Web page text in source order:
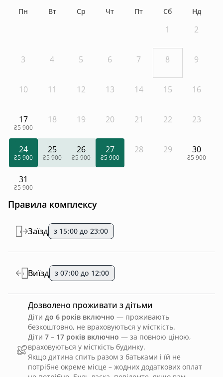
Пн Вт Ср Чт Пт Сб Нд
1 2
3 4 5 6 7 8 9
10 11 12 13 14 15 16
17
₴5 900
18 19 20 21 22 23
24
₴5 900
25
₴5 900
26
₴5 900
27
₴5 900
28 29 30
₴5 900
31
₴5 900
Правила комплексу
Заїзд з 15:00 до 23:00
Виїзд з 07:00 до 12:00
Дозволено проживати з дітьми
Діти до 6 років включно — проживають
безкоштовно, не враховуються у місткість.
Діти 7 – 17 років включно — за повною ціною,
враховуються у місткість будинку.
Якщо дитина спить разом з батьками і їй не
потрібне окреме місце – жодних додаткових оплат